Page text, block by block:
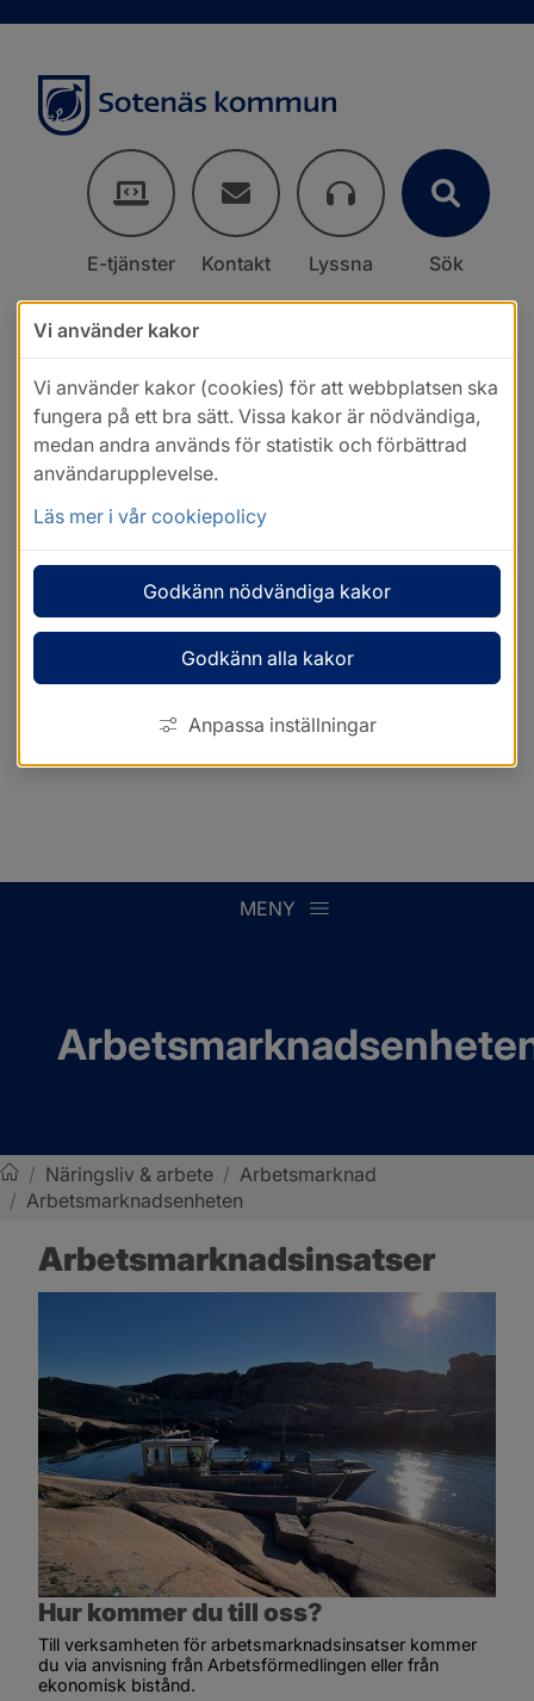
E-tjänster Kontakt Lyssna Sök
MENY
Sotenäs kommun
/ Näringsliv & arbete / Arbetsmarknad
/ Arbetsmarknadsenheten
Arbetsmarknadsinsatser
Hur kommer du till oss?
Till verksamheten för arbetsmarknadsinsatser kommer
du via anvisning från Arbetsförmedlingen eller från
ekonomisk bistånd.
Vi använder kakor
Vi använder kakor (cookies) för att webbplatsen ska
fungera på ett bra sätt. Vissa kakor är nödvändiga,
medan andra används för statistik och förbättrad
användarupplevelse.
Läs mer i vår cookiepolicy
Godkänn nödvändiga kakor
Godkänn alla kakor
Anpassa inställningar